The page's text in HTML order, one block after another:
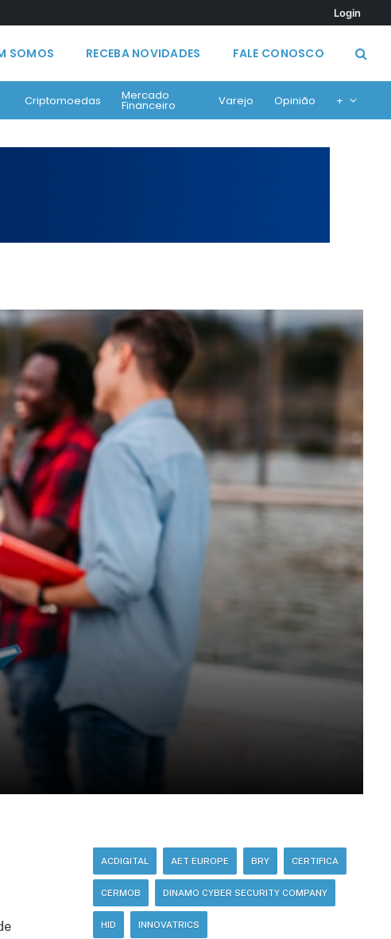
Login
SOMOS RECEBA NOVIDADES FALE CONOSCO
Criptomoedas Mercado
Financeiro Varejo Opinião +
ACDIGITAL AET EUROPE BRY CERTIFICA
CERMOB DINAMO CYBER SECURITY COMPANY
HID INNOVATRICS